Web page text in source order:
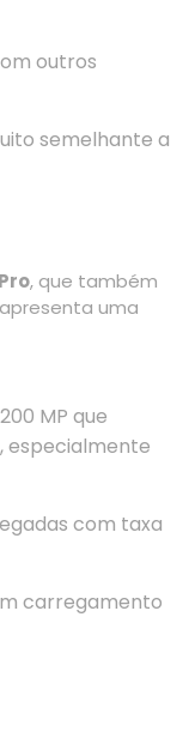
outros
semelhante a
, que também
uma
MP que
especialmente
com taxa
carregamento